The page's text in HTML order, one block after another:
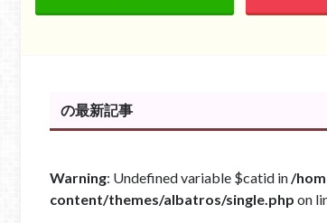
の最新記事
Warning: Undefined variable $catid in /
content/themes/albatros/single.php on